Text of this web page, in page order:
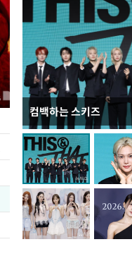
컴백하는 스키즈
지석천 뒤덮은 개구리밥